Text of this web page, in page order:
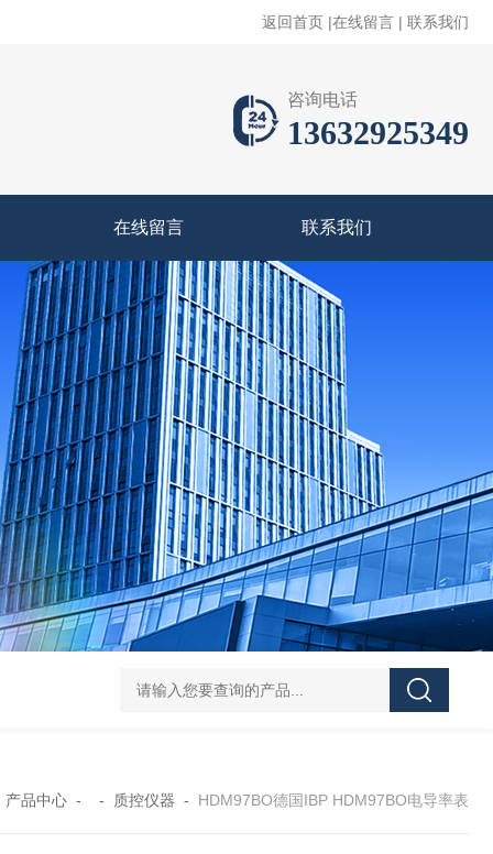
返回首页 |在线留言 | 联系我们
咨询电话
13632925349
在线留言 联系我们
产品中心 - - 质控仪器 - HDM97BO德国IBP HDM97BO电导率表